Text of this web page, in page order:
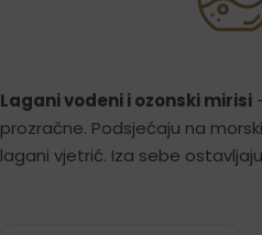
Lagani vodeni i ozonski mirisi
prozračne. Podsjećaju na
lagani vjetrić. Iza sebe